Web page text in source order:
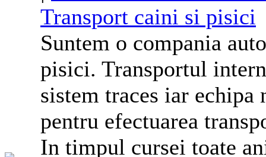
Transport caini si pisici
Suntem o compania
pisici. Transportul
sistem traces iar echipa
pentru efectuarea
In timpul cursei toate